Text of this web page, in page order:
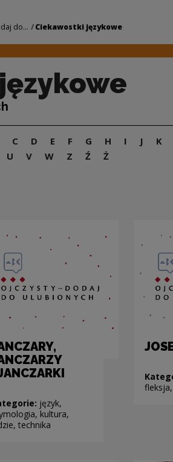
do... Ciekawostki językowe
C D E F G H I J K
U V W Z Ź Ż
język,
kultura,
technika